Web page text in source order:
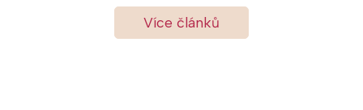
Více článků